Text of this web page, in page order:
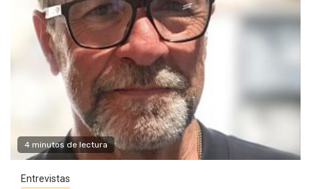
4 minutos de lectura
Entrevistas